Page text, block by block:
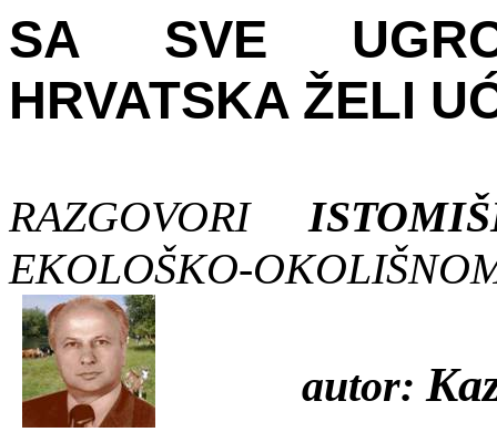
SA SVE
HRVATSKA ŽELI
RAZGOVORI
EKOLOŠKO-
autor: